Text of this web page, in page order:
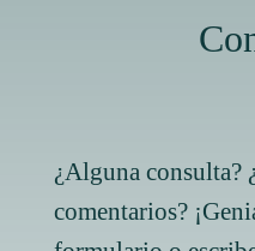
¿Alguna consulta?
comentarios?